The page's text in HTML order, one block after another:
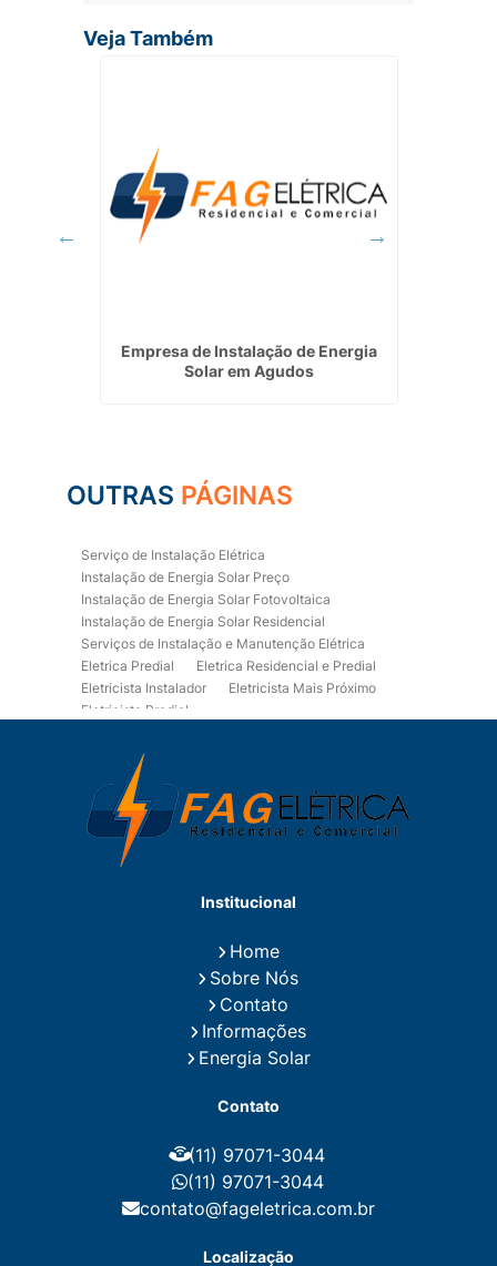
Veja Também
Empresa de Instalação de Energia
Solar em Agudos
OUTRAS PÁGINAS
Serviço de Instalação Elétrica
Instalação de Energia Solar Preço
Instalação de Energia Solar Fotovoltaica
Instalação de Energia Solar Residencial
Serviços de Instalação e Manutenção Elétrica
Eletrica Predial
Eletrica Residencial e Predial
Eletricista Instalador
Eletricista Mais Próximo
Eletricista Predial
Eletricista Residencial
Eletricista Residencial E Predial
Eletricistas de Manutenção
Empresa de Instalações Elétricas
Empresa de Manutenção Eletrica
Empresa de Prestação de Serviços Eletricos
Fiação para Instalação Eletrica Residencial
Instalação de Energia Solar Residencial Preço
Instalação de Painel Solar
Instalação de Placa Solar
Instalação de Sistema Fotovoltaico
Instalação E Manutenção Elétrica
Instalação Elétrica Comercial
Instalação Elétrica Residencial Simples
Instalações Elétricas Prediais
Instalações Elétricas Residenciais
Instalador de Energia Solar
Instalador de Placa Solar
Institucional
Home
Sobre Nós
Contato
Informações
Energia Solar
Contato
(11) 97071-3044
(11) 97071-3044
contato@fageletrica.com.br
Localização